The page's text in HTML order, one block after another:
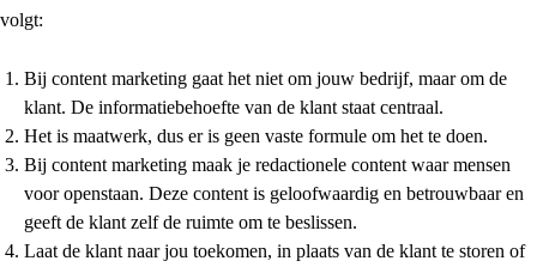
volgt:
Bij content marketing gaat het niet om jouw bedrijf, maar om de
klant. De informatiebehoefte van de klant staat centraal.
Het is maatwerk, dus er is geen vaste formule om het te doen.
Bij content marketing maak je redactionele content waar mensen
voor openstaan. Deze content is geloofwaardig en betrouwbaar en
geeft de klant zelf de ruimte om te beslissen.
Laat de klant naar jou toekomen, in plaats van de klant te storen of